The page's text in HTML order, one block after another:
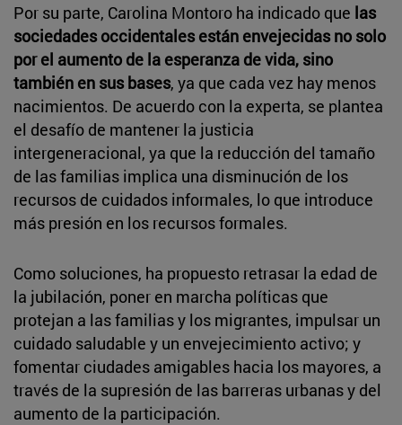
Por su parte, Carolina Montoro ha indicado que las
sociedades occidentales están envejecidas no solo
por el aumento de la esperanza de vida, sino
también en sus bases, ya que cada vez hay menos
nacimientos. De acuerdo con la experta, se plantea
el desafío de mantener la justicia
intergeneracional, ya que la reducción del tamaño
de las familias implica una disminución de los
recursos de cuidados informales, lo que introduce
más presión en los recursos formales.
Como soluciones, ha propuesto retrasar la edad de
la jubilación, poner en marcha políticas que
protejan a las familias y los migrantes, impulsar un
cuidado saludable y un envejecimiento activo; y
fomentar ciudades amigables hacia los mayores, a
través de la supresión de las barreras urbanas y del
aumento de la participación.